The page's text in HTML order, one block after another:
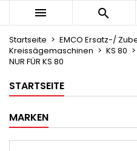
 
Startseite
EMCO Ersatz-/
Kreissägemaschinen
KS 80
NUR FÜR KS 80
STARTSEITE
MARKEN
Abbrechen